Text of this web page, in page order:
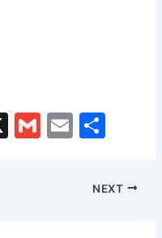
X
G
E
ai ar
e
NEXT